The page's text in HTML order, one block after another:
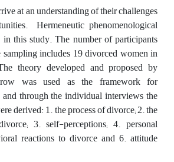
at an understanding of their challenges
Hermeneutic phenomenological
in this study. The number of participants
includes 19 divorced women in
theory developed and proposed by
was used as the framework for
through the individual interviews the
derived: 1. the process of divorce; 2. the
3. self-perceptions; 4. personal
reactions to divorce and 6. attitude